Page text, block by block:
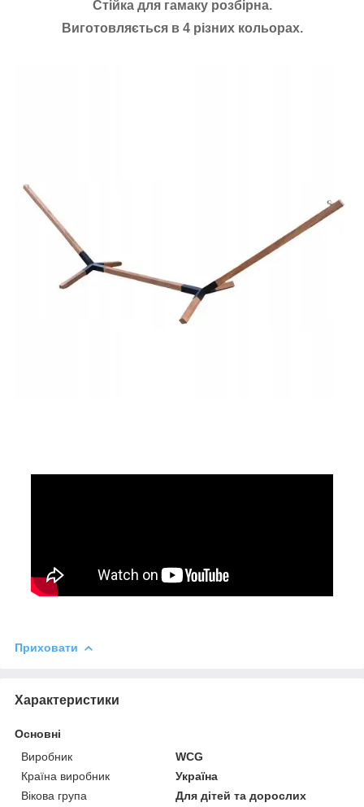
Стійка для гамаку розбірна.
Виготовляється в 4 різних кольорах.
Приховати
Характеристики
Основні
Виробник
WCG
Країна виробник
Україна
Вікова група
Для дітей та дорослих